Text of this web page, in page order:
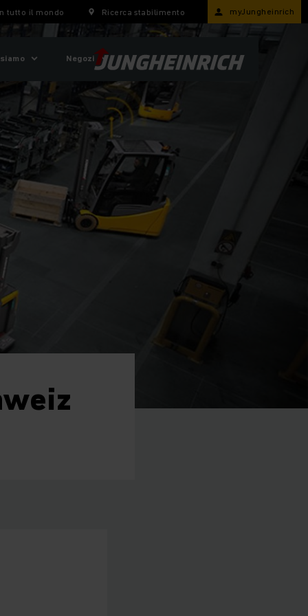
tutto il mondo Ricerca stabilimento myJungheinrich
Negozi